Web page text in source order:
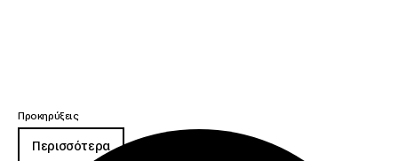
Προκηρύξεις
Περισσότερα